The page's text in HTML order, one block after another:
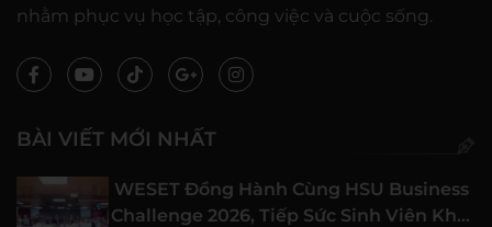
nhằm phục vụ học tập, công việc và cuộc sống.
BÀI VIẾT MỚI NHẤT
WESET Đồng Hành Cùng HSU Business
Challenge 2026, Tiếp Sức Sinh Viên Khởi